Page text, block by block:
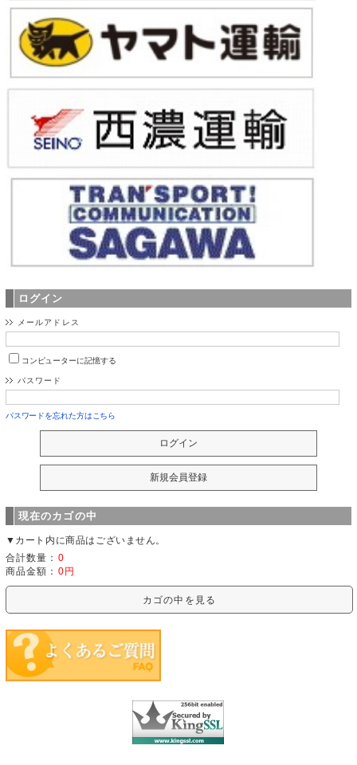
ログイン
メールアドレス
コンピューターに記憶する
パスワード
パスワードを忘れた方はこちら
現在のカゴの中
▼カート内に商品はございません。
合計数量： 0
商品金額： 0円
カゴの中を見る